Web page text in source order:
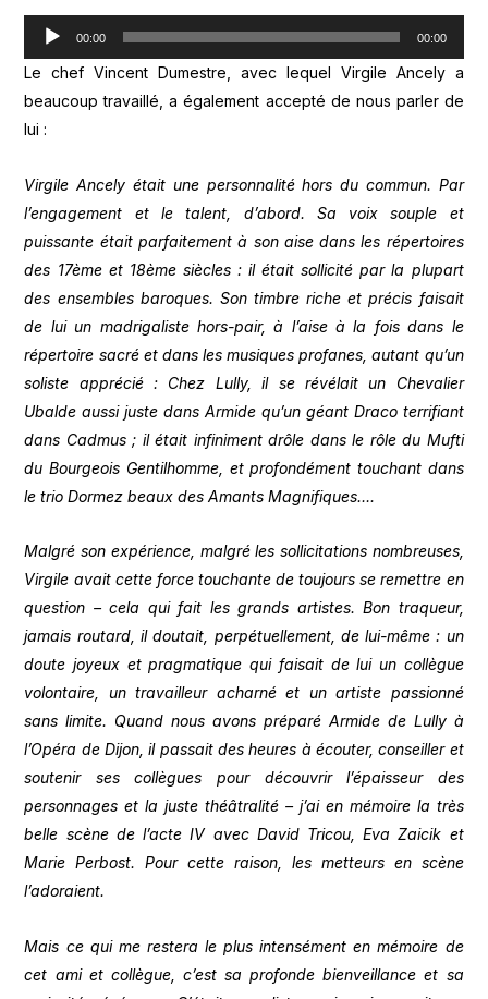
Lecteur
audio
00:00 00:00
Le chef Vincent Dumestre, avec lequel Virgile Ancely a
beaucoup travaillé, a également accepté de nous parler de
lui :
Virgile Ancely était une personnalité hors du commun. Par
l’engagement et le talent, d’abord. Sa voix souple et
puissante était parfaitement à son aise dans les répertoires
des 17ème et 18ème siècles : il était sollicité par la plupart
des ensembles baroques. Son timbre riche et précis faisait
de lui un madrigaliste hors-pair, à l’aise à la fois dans le
répertoire sacré et dans les musiques profanes, autant qu’un
soliste apprécié : Chez Lully, il se révélait un Chevalier
Ubalde aussi juste dans Armide qu’un géant Draco terrifiant
dans Cadmus ; il était infiniment drôle dans le rôle du Mufti
du Bourgeois Gentilhomme, et profondément touchant dans
le trio Dormez beaux des Amants Magnifiques….
Malgré son expérience, malgré les sollicitations nombreuses,
Virgile avait cette force touchante de toujours se remettre en
question – cela qui fait les grands artistes. Bon traqueur,
jamais routard, il doutait, perpétuellement, de lui-même : un
doute joyeux et pragmatique qui faisait de lui un collègue
volontaire, un travailleur acharné et un artiste passionné
sans limite. Quand nous avons préparé Armide de Lully à
l’Opéra de Dijon, il passait des heures à écouter, conseiller et
soutenir ses collègues pour découvrir l’épaisseur des
personnages et la juste théâtralité – j’ai en mémoire la très
belle scène de l’acte IV avec David Tricou, Eva Zaicik et
Marie Perbost. Pour cette raison, les metteurs en scène
l’adoraient.
Mais ce qui me restera le plus intensément en mémoire de
cet ami et collègue, c’est sa profonde bienveillance et sa